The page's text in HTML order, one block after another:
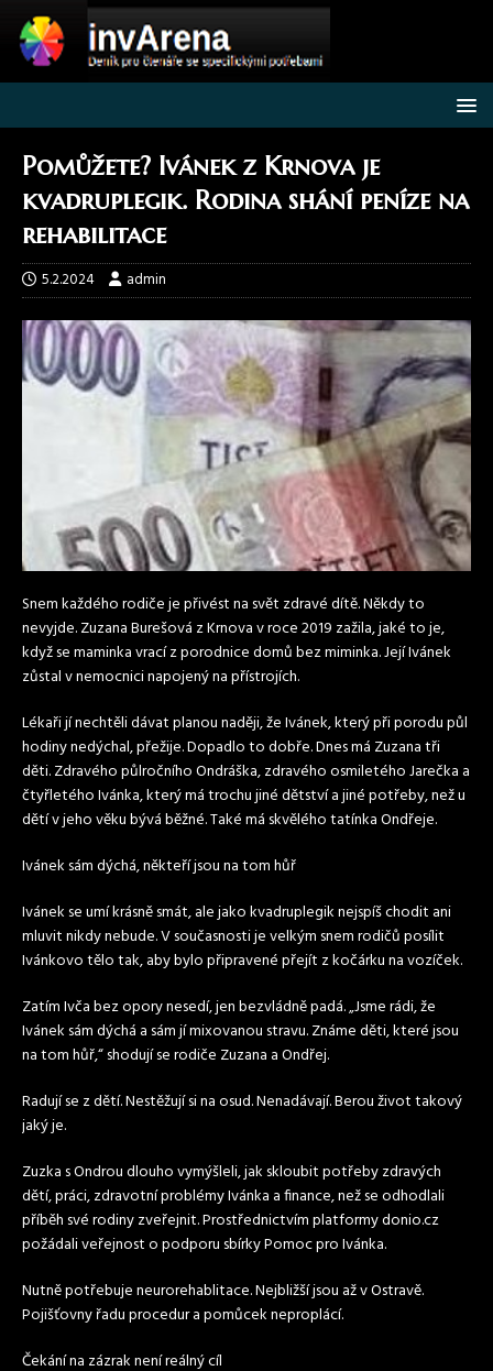
Pomůžete? Ivánek z Krnova je
kvadruplegik. Rodina shání peníze na
rehabilitace
5.2.2024 admin
Snem každého rodiče je přivést na svět zdravé dítě. Někdy to
nevyjde. Zuzana Burešová z Krnova v roce 2019 zažila, jaké to je,
když se maminka vrací z porodnice domů bez miminka. Její Ivánek
zůstal v nemocnici napojený na přístrojích.
Lékaři jí nechtěli dávat planou naději, že Ivánek, který při porodu půl
hodiny nedýchal, přežije. Dopadlo to dobře. Dnes má Zuzana tři
děti. Zdravého půlročního Ondráška, zdravého osmiletého Jarečka a
čtyřletého Ivánka, který má trochu jiné dětství a jiné potřeby, než u
dětí v jeho věku bývá běžné. Také má skvělého tatínka Ondřeje.
Ivánek sám dýchá, někteří jsou na tom hůř
Ivánek se umí krásně smát, ale jako kvadruplegik nejspíš chodit ani
mluvit nikdy nebude. V současnosti je velkým snem rodičů posílit
Ivánkovo tělo tak, aby bylo připravené přejít z kočárku na vozíček.
Zatím Ivča bez opory nesedí, jen bezvládně padá. „Jsme rádi, že
Ivánek sám dýchá a sám jí mixovanou stravu. Známe děti, které jsou
na tom hůř,“ shodují se rodiče Zuzana a Ondřej.
Radují se z dětí. Nestěžují si na osud. Nenadávají. Berou život takový
jaký je.
Zuzka s Ondrou dlouho vymýšleli, jak skloubit potřeby zdravých
dětí, práci, zdravotní problémy Ivánka a finance, než se odhodlali
příběh své rodiny zveřejnit. Prostřednictvím platformy donio.cz
požádali veřejnost o podporu sbírky Pomoc pro Ivánka.
Nutně potřebuje neurorehablitace. Nejbližší jsou až v Ostravě.
Pojišťovny řadu procedur a pomůcek neproplácí.
Čekání na zázrak není reálný cíl